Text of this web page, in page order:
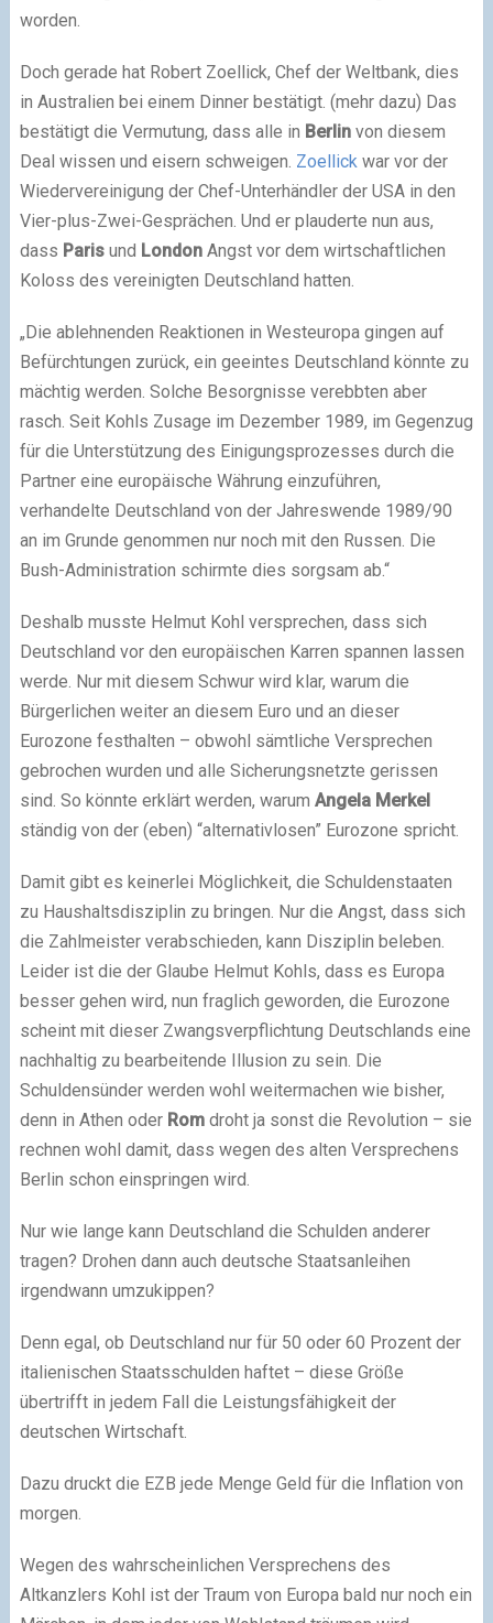
worden.
Doch gerade hat Robert Zoellick, Chef der Weltbank, dies
in Australien bei einem Dinner bestätigt. (mehr dazu) Das
bestätigt die Vermutung, dass alle in Berlinvon diesem
Deal wissen und eisern schweigen. Zoellick war vor der
Wiedervereinigung der Chef-Unterhändler der USA in den
Vier-plus-Zwei-Gesprächen. Und er plauderte nun aus,
dass Parisund LondonAngst vor dem wirtschaftlichen
Koloss des vereinigten Deutschland hatten.
„Die ablehnenden Reaktionen in Westeuropa gingen auf
Befürchtungen zurück, ein geeintes Deutschland könnte zu
mächtig werden. Solche Besorgnisse verebbten aber
rasch. Seit Kohls Zusage im Dezember 1989, im Gegenzug
für die Unterstützung des Einigungsprozesses durch die
Partner eine europäische Währung einzuführen,
verhandelte Deutschland von der Jahreswende 1989/90
an im Grunde genommen nur noch mit den Russen. Die
Bush-Administration schirmte dies sorgsam ab.“
Deshalb musste Helmut Kohl versprechen, dass sich
Deutschland vor den europäischen Karren spannen lassen
werde. Nur mit diesem Schwur wird klar, warum die
Bürgerlichen weiter an diesem Euro und an dieser
Eurozone festhalten – obwohl sämtliche Versprechen
gebrochen wurden und alle Sicherungsnetzte gerissen
sind. So könnte erklärt werden, warum Angela Merkel
ständig von der (eben) “alternativlosen” Eurozone spricht.
Damit gibt es keinerlei Möglichkeit, die Schuldenstaaten
zu Haushaltsdisziplin zu bringen. Nur die Angst, dass sich
die Zahlmeister verabschieden, kann Disziplin beleben.
Leider ist die der Glaube Helmut Kohls, dass es Europa
besser gehen wird, nun fraglich geworden, die Eurozone
scheint mit dieser Zwangsverpflichtung Deutschlands eine
nachhaltig zu bearbeitende Illusion zu sein. Die
Schuldensünder werden wohl weitermachen wie bisher,
denn in Athen oder Romdroht ja sonst die Revolution – sie
rechnen wohl damit, dass wegen des alten Versprechens
Berlin schon einspringen wird.
Nur wie lange kann Deutschland die Schulden anderer
tragen? Drohen dann auch deutsche Staatsanleihen
irgendwann umzukippen?
Denn egal, ob Deutschland nur für 50 oder 60 Prozent der
italienischen Staatsschulden haftet – diese Größe
übertrifft in jedem Fall die Leistungsfähigkeit der
deutschen Wirtschaft.
Dazu druckt die EZB jede Menge Geld für die Inflation von
morgen.
Wegen des wahrscheinlichen Versprechens des
Altkanzlers Kohl ist der Traum von Europa bald nur noch ein